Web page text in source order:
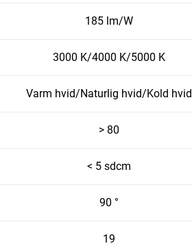
185 lm/W
3000 K/4000 K/5000 K
Varm hvid/Naturlig hvid/Kold hvid
> 80
< 5 sdcm
90 °
19